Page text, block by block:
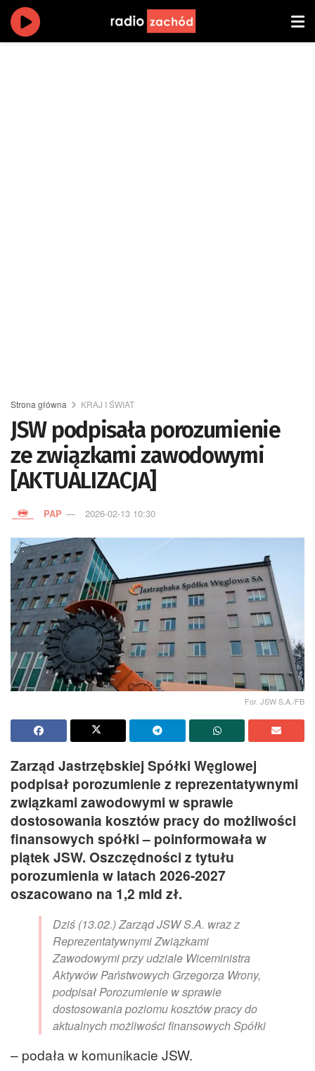
Strona główna KRAJ I ŚWIAT
JSW podpisała porozumienie
ze związkami zawodowymi
[AKTUALIZACJA]
PAP 2026-02-13 10:30
For. JSW S.A./FB
Zarząd Jastrzębskiej Spółki Węglowej
podpisał porozumienie z reprezentatywnymi
związkami zawodowymi w sprawie
dostosowania kosztów pracy do możliwości
finansowych spółki – poinformowała w
piątek JSW. Oszczędności z tytułu
porozumienia w latach 2026-2027
oszacowano na 1,2 mld zł.
Dziś (13.02.) Zarząd JSW S.A. wraz z
Reprezentatywnymi Związkami
Zawodowymi przy udziale Wiceministra
Aktywów Państwowych Grzegorza Wrony,
podpisał Porozumienie w sprawie
dostosowania poziomu kosztów pracy do
aktualnych możliwości finansowych Spółki
– podała w komunikacie JSW.